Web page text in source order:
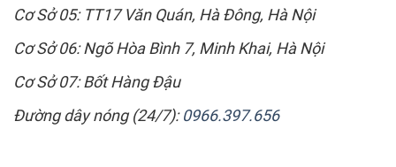
Cơ Sở 05: TT17 Văn Quán, Hà Đông, Hà Nội
Cơ Sở 06: Ngõ Hòa Bình 7, Minh Khai, Hà Nội
Cơ Sở 07: Bốt Hàng Đậu
Đường dây nóng (24/7):0966.397.656